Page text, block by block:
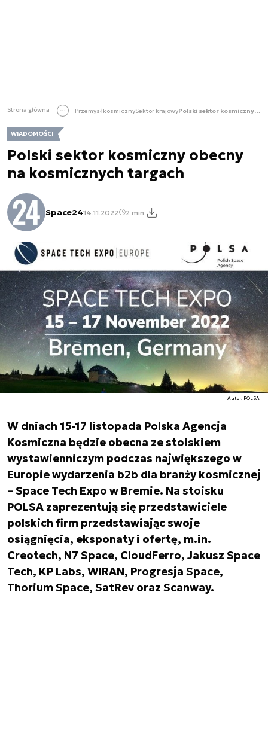
Strona główna Przemysł kosmicznySektor krajowy Polski sektor kosmiczny obecny na kosmicznych targach
WIADOMOŚCI
Polski sektor kosmiczny obecny
na kosmicznych targach
Space2414.11.2022 2 min.
Autor. POLSA
W dniach 15-17 listopada Polska Agencja
Kosmiczna będzie obecna ze stoiskiem
wystawienniczym podczas największego w
Europie wydarzenia b2b dla branży kosmicznej
– Space Tech Expo w Bremie. Na stoisku
POLSA zaprezentują się przedstawiciele
polskich firm przedstawiając swoje
osiągnięcia, eksponaty i ofertę, m.in.
Creotech, N7 Space, CloudFerro, Jakusz Space
Tech, KP Labs, WIRAN, Progresja Space,
Thorium Space, SatRev oraz Scanway.